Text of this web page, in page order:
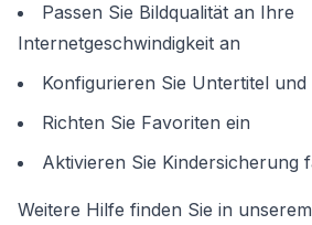
Passen Sie Bildqualität an Ihre
Internetgeschwindigkeit an
Konfigurieren Sie Untertitel
Richten Sie Favoriten ein
Aktivieren Sie Kindersicherung
Weitere Hilfe finden Sie in unserem